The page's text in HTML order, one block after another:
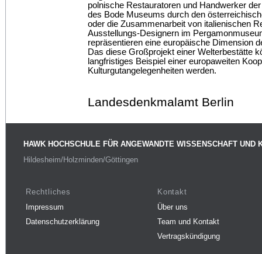
polnische Restauratoren und Handwerker
des Bode Museums durch den
oder die Zusammenarbeit von italienischen
Ausstellungs-Designern im
repräsentieren eine europäische Dimension
Das diese Großprojekt einer Welterbestätte
langfristiges Beispiel einer europaweiten
Kulturgutangelegenheiten werden.
Landesdenkmalamt Berlin
HAWK HOCHSCHULE FÜR ANGEWANDTE WISSENSCHAFT UND
Hildesheim/Holzminden/Göttingen
Rechtliches
Impressum
Datenschutzerklärung
Kontakt
Über uns
Team und Kontakt
Vertragskündigung